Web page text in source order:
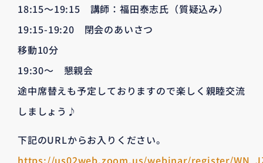
18:15～19:15 講師：福田泰志氏（質疑込み）
19:15-19:20 閉会のあいさつ
移動10分
19:30～ 懇親会
途中席替えも予定しておりますので楽しく親睦交流
しましょう♪
下記のURLからお入りください。